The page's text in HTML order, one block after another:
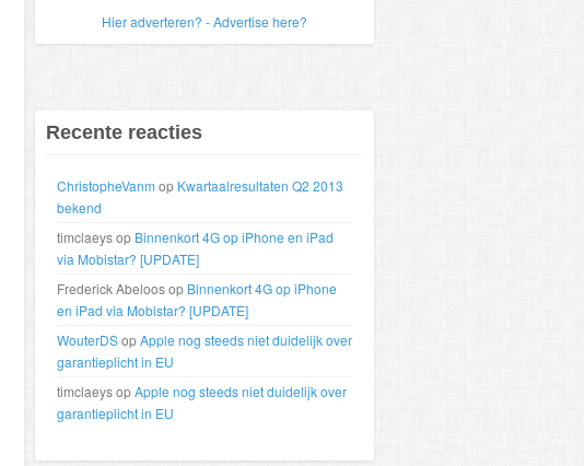
Hier adverteren? - Advertise here?
Recente reacties
ChristopheVanm op Kwartaalresultaten Q2 2013
bekend
timclaeys op Binnenkort 4G op iPhone en iPad
via Mobistar? [UPDATE]
Frederick Abeloos op Binnenkort 4G op iPhone
en iPad via Mobistar? [UPDATE]
WouterDSopApple nog steeds niet duidelijk over
garantieplicht in EU
timclaeys opApple nog steeds niet duidelijk over
garantieplicht in EU